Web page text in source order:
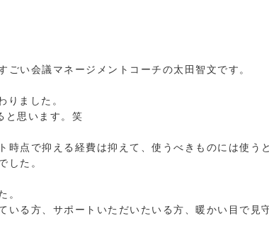
い会議マネージメントコーチの太田智文です。
りました。
と思います。笑
時点で抑える経費は抑えて、使うべきものには使う
した。
。
いる方、サポートいただいたいる方、暖かい目で見